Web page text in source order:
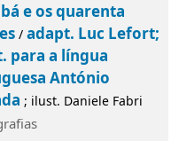
e os quarenta
/adapt. Luc Lefort;
para a língua
António
; ilust. Daniele Fabri